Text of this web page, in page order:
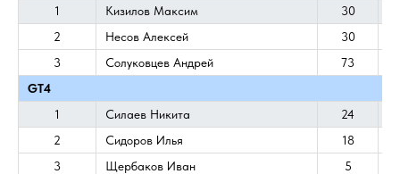
1
Кизилов Максим
30
2
Несов Алексей
30
3
Солуковцев Андрей
73
GT4
1
Силаев Никита
24
2
Сидоров Илья
18
3
Щербаков Иван
5